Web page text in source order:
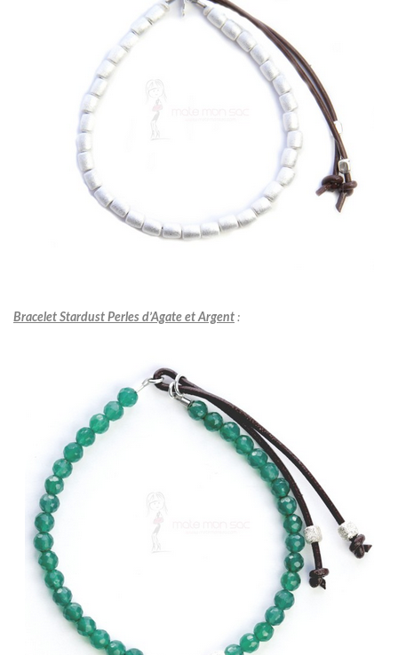
Bracelet Stardust Perles d’Agate et Argent :